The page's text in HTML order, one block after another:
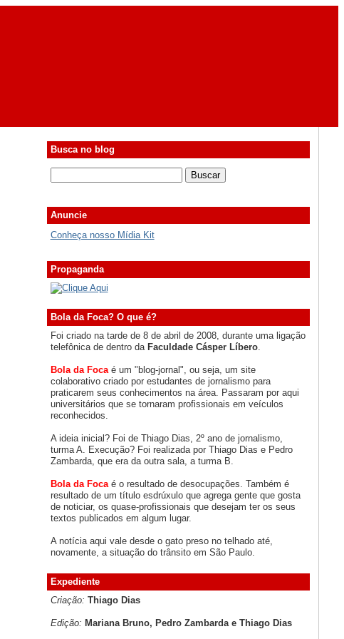
Busca no blog
Anuncie
Conheça nosso Mídia Kit
Propaganda
Bola da Foca? O que é?
Foi criado na tarde de 8 de abril de 2008, durante uma ligação
telefônica de dentro da Faculdade Cásper Líbero.
Bola da Foca é um "blog-jornal", ou seja, um site
colaborativo criado por estudantes de jornalismo para
praticarem seus conhecimentos na área. Passaram por aqui
universitários que se tornaram profissionais em veículos
reconhecidos.
A ideia inicial? Foi de Thiago Dias, 2º ano de jornalismo,
turma A. Execução? Foi realizada por Thiago Dias e Pedro
Zambarda, que era da outra sala, a turma B.
Bola da Focaé o resultado de desocupações. Também é
resultado de um título esdrúxulo que agrega gente que gosta
de noticiar, os quase-profissionais que desejam ter os seus
textos publicados em algum lugar.
A notícia aqui vale desde o gato preso no telhado até,
novamente, a situação do trânsito em São Paulo.
Expediente
Criação: Thiago Dias
Edição: Mariana Bruno, Pedro Zambarda e Thiago Dias